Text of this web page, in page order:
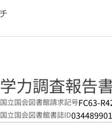
学力調査報告
国立国会図書館請求記号FC63-
国立国会図書館書誌ID034489901